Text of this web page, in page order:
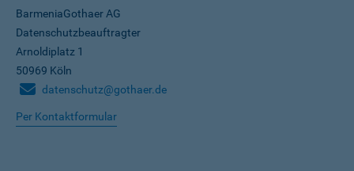
BarmeniaGothaer AG
Datenschutzbeauftragter
Arnoldiplatz 1
50969 Köln
datenschutz@gothaer.de
Per Kontaktformular